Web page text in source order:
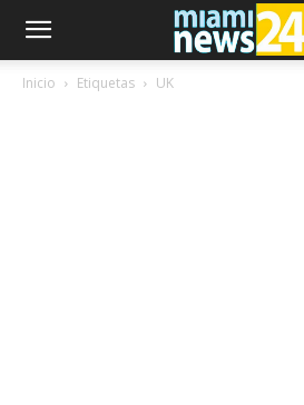
Inicio Etiquetas UK